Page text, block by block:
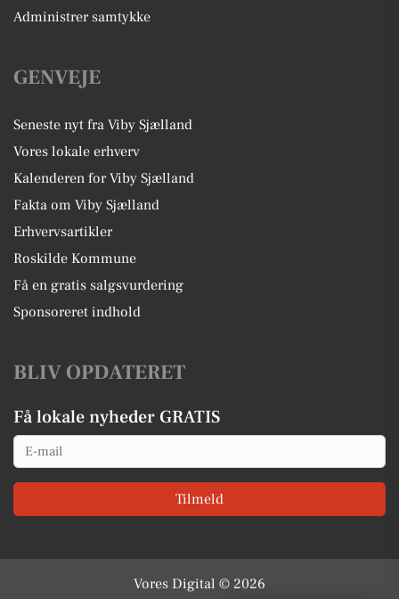
Administrer samtykke
GENVEJE
Seneste nyt fra Viby Sjælland
Vores lokale erhverv
Kalenderen for Viby Sjælland
Fakta om Viby Sjælland
Erhvervsartikler
Roskilde Kommune
Få en gratis salgsvurdering
Sponsoreret indhold
BLIV OPDATERET
Få lokale nyheder GRATIS
Email
Tilmeld
Vores Digital © 2026